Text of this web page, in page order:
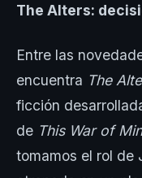
The Alters:
Entre las
encuentra The
ficción
de This War of
tomamos el rol de